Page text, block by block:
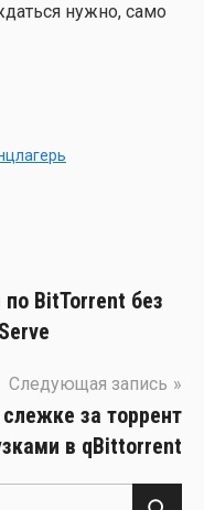
нуж­но, само
BitTorrent без
Следующая запись
за торрент
в qBittorrent